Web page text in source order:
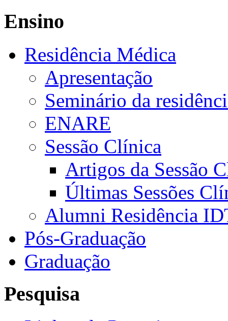
Ensino
Residência Médica
Apresentação
Seminário da
ENARE
Sessão Clínica
Artigos da Sessão
Últimas Sessões
Alumni Residência
Pós-Graduação
Graduação
Pesquisa